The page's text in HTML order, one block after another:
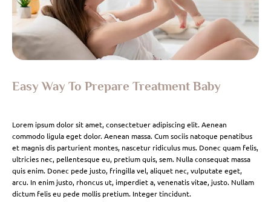
Easy Way To Prepare Treatment Baby
Lorem ipsum dolor sit amet, consectetuer adipiscing elit. Aenean
commodo ligula eget dolor. Aenean massa. Cum sociis natoque penatibus
et magnis dis parturient montes, nascetur ridiculus mus. Donec quam felis,
ultricies nec, pellentesque eu, pretium quis, sem. Nulla consequat massa
quis enim. Donec pede justo, fringilla vel, aliquet nec, vulputate eget,
arcu. In enim justo, rhoncus ut, imperdiet a, venenatis vitae, justo. Nullam
dictum felis eu pede mollis pretium. Integer tincidunt.